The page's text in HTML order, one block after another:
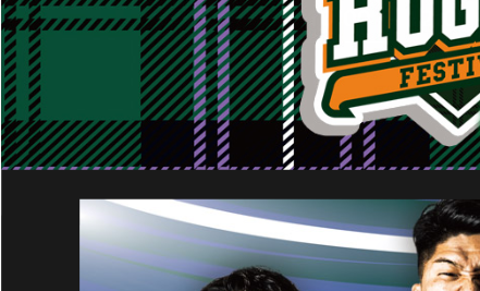
10:00 ～ 12:00
13:40～ 16:00